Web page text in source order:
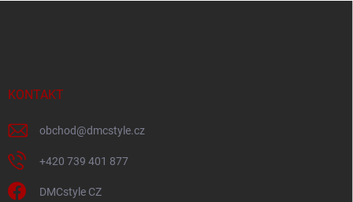
KONTAKT
obchod@dmcstyle.cz
+420 739 401 877
DMCstyle CZ